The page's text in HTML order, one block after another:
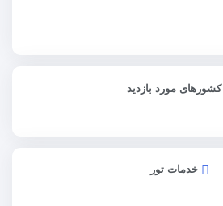
کشورهای مورد بازدید
خدمات تور